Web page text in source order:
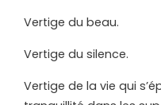
Vertige du beau.
Vertige du silence.
Vertige de la vie qui